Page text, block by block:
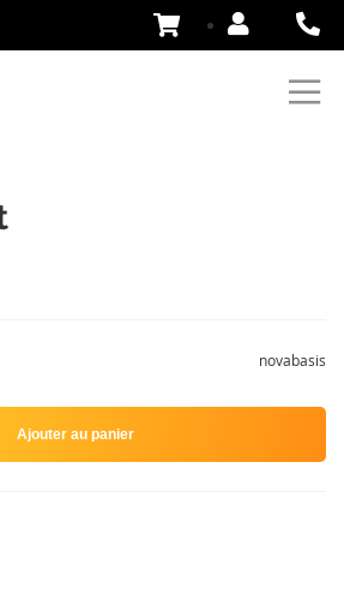
Aller
novabasis
Ajouter au panier